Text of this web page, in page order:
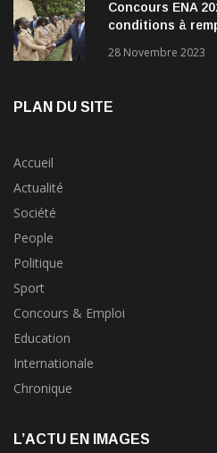
Concours ENA
conditions à
28 Novembre 2023
PLAN DU SITE
Accueil
Actualité
Société
People
Politique
Sport
Concours & Emploi
Education
Internationale
Chronique
L’ACTU EN IMAGES